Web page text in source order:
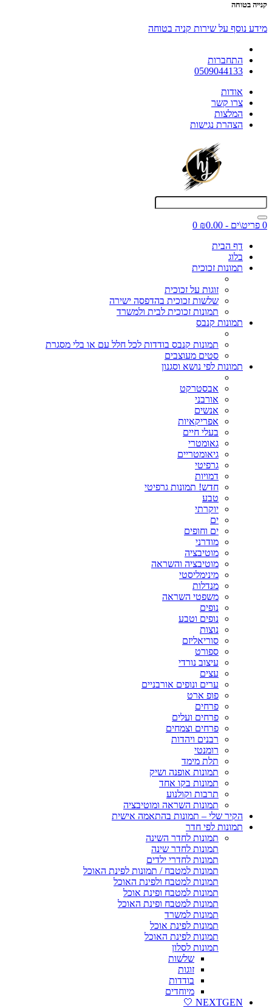
קנייה בטוחה
מידע נוסף על שירות קניה בטוחה
התחברות
0509044133
אודות
צרו קשר
המלצות
הצהרת נגישות
0 פריט\ים - ₪0.00
0
דף הבית
בלוג
תמונות זכוכית
זוגות על זכוכית
שלשות זכוכית בהדפסה ישירה
תמונות זכוכית לבית ולמשרד
תמונות קנבס
תמונות קנבס בודדות לכל חלל עם או בלי מסגרת
סטים מעוצבים
תמונות לפי נושא וסגנון
אבסטרקט
אורבני
אנשים
אפריקאיות
בעלי חיים
גאומטרי
גיאומטריים
גרפיטי
דמויות
חדש! תמונות גרפיטי
טבע
יוקרתי
ים
ים וחופים
מודרני
מוטיבציה
מוטיבציה והשראה
מינימליסטי
מנדלות
משפטי השראה
נופים
נופים וטבע
נוצות
סוריאליזם
ספורט
עיצוב נורדי
עצים
ערים ונופים אורבניים
פופ ארט
פרחים
פרחים ועלים
פרחים וצמחים
רבנים ויהדות
רומנטי
תלת מימד
תמונות אופנה ושיק
תמונות בקו אחד
תרבות וקולנוע
תמונות השראה ומוטיבציה
הקיר שלי – תמונות בהתאמה אישית
תמונות לפי חדר
תמונות לחדר השינה
תמונות לחדר שינה
תמונות לחדרי ילדים
תמונות למטבח / תמונות לפינת האוכל
תמונות למטבח ולפינת האוכל
תמונות למטבח ופינת אוכל
תמונות למטבח ופינת האוכל
תמונות למשרד
תמונות לפינת אוכל
תמונות לפינת האוכל
תמונות לסלון
שלשות
זוגות
בודדות
מיוחדים
NEXTGEN 🤍